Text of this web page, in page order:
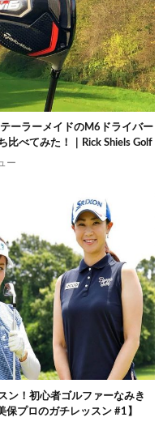
ーラーメイドのM6ドライバー
比べてみた！｜Rick Shiels Golf
ー
ン！初心者ゴルファーなみき
プロのガチレッスン #1】